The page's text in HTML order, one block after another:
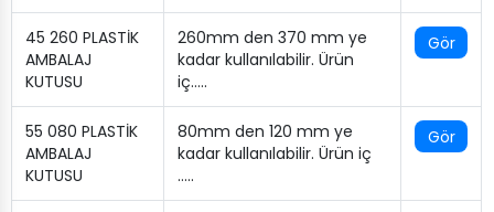
45 260 PLASTİK
AMBALAJ
KUTUSU
260mm den 370 mm ye
kadar kullanılabilir. Ürün
iç…..
Gör
55 080 PLASTİK
AMBALAJ
KUTUSU
80mm den 120 mm ye
kadar kullanılabilir. Ürün iç
…..
Gör